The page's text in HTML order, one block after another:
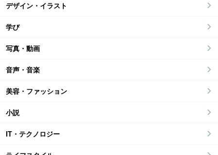
デザイン・イラスト
学び
写真・動画
音声・音楽
美容・ファッション
小説
IT・テクノロジー